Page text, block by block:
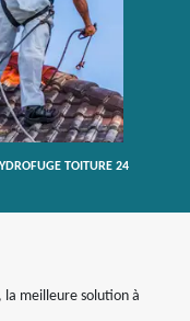
TOITURE 24
la meilleure solution à